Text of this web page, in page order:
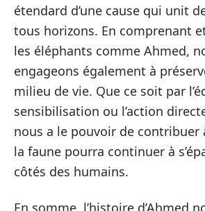
étendard d’une cause qui unit
tous horizons. En comprenant
les éléphants comme Ahmed,
engageons également à
milieu de vie. Que ce soit par
sensibilisation ou l’action
nous a le pouvoir de contribuer
la faune pourra continuer à
côtés des humains.
En somme, l’histoire d’Ahmed